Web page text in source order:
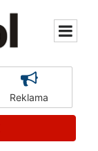
Reklama